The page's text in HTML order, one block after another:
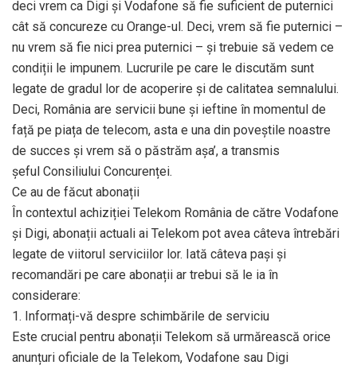
deci vrem ca Digi și Vodafone să fie suficient de puternici
cât să concureze cu Orange-ul. Deci, vrem să fie puternici –
nu vrem să fie nici prea puternici – și trebuie să vedem ce
condiții le impunem. Lucrurile pe care le discutăm sunt
legate de gradul lor de acoperire și de calitatea semnalului.
Deci, România are servicii bune și ieftine în momentul de
față pe piața de telecom, asta e una din poveștile noastre
de succes și vrem să o păstrăm așa’, a transmis
șeful Consiliului Concurenței.
Ce au de făcut abonații
În contextul achiziției Telekom România de către Vodafone
și Digi, abonații actuali ai Telekom pot avea câteva întrebări
legate de viitorul serviciilor lor. Iată câteva pași și
recomandări pe care abonații ar trebui să le ia în
considerare:
1. Informați-vă despre schimbările de serviciu
Este crucial pentru abonații Telekom să urmărească orice
anunțuri oficiale de la Telekom, Vodafone sau Digi